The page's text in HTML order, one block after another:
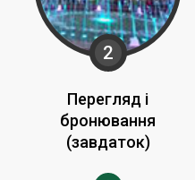
2
Перегляд і
бронювання
(завдаток)